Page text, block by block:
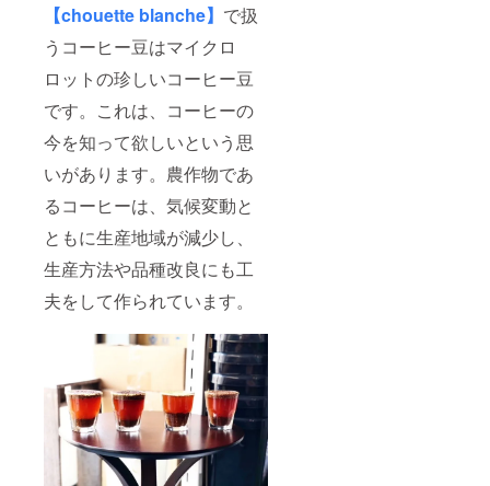
【chouette blanche】 で扱
うコーヒー豆はマイクロ
ロットの珍しいコーヒー豆
です。これは、コーヒーの
今を知って欲しいという思
いがあります。農作物であ
るコーヒーは、気候変動と
ともに生産地域が減少し、
生産方法や品種改良にも工
夫をして作られています。